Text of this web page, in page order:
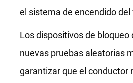
el sistema de encendido
Los dispositivos de
nuevas pruebas aleatorias
garantizar que el conductor